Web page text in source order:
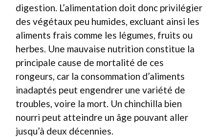
digestion. L’alimentation doit donc privilégier
des végétaux peu humides, excluant ainsi les
aliments frais comme les légumes, fruits ou
herbes. Une mauvaise nutrition constitue la
principale cause de mortalité de ces
rongeurs, car la consommation d’aliments
inadaptés peut engendrer une variété de
troubles, voire la mort. Un chinchilla bien
nourri peut atteindre un âge pouvant aller
jusqu’à deux décennies.